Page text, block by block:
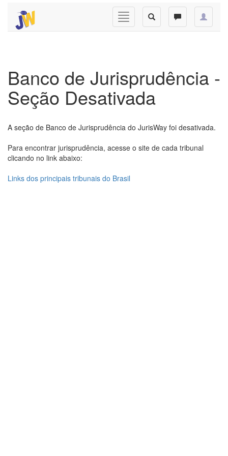
Banco de Jurisprudência -
Seção Desativada
A seção de Banco de Jurisprudência do JurisWay foi desativada.
Para encontrar jurisprudência, acesse o site de cada tribunal
clicando no link abaixo:
Links dos principais tribunais do Brasil